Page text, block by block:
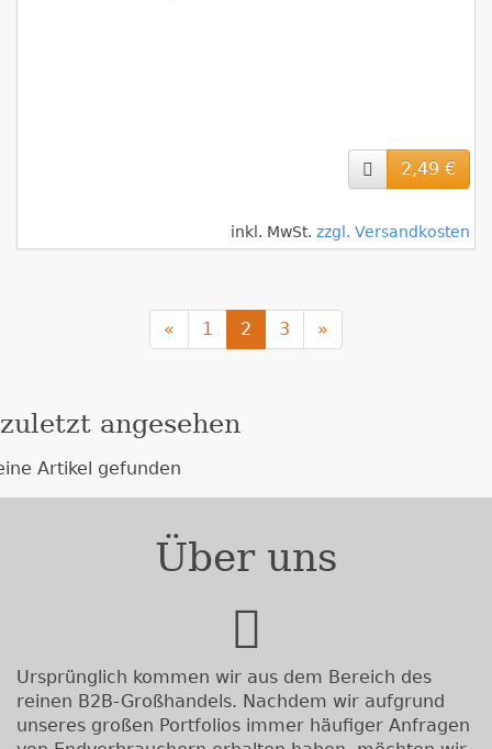
2,49 €
inkl. MwSt. zzgl. Versandkosten
« 1 2 3 »
zuletzt angesehen
Artikel gefunden
Über uns
Ursprünglich kommen wir aus dem Bereich des
reinen B2B-Großhandels. Nachdem wir aufgrund
unseres großen Portfolios immer häufiger Anfragen